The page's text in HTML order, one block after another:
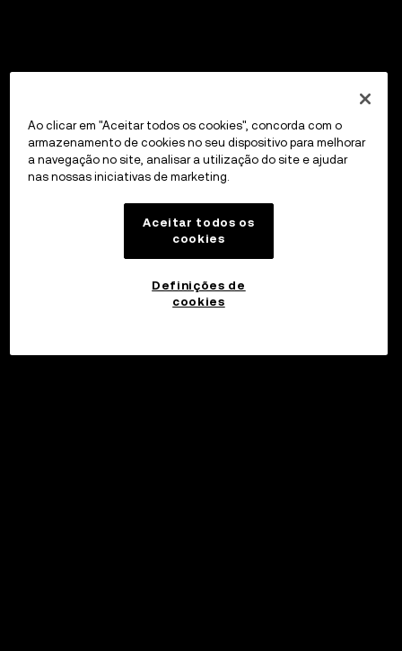
Ao clicar em "Aceitar todos os cookies", concorda com o
armazenamento de cookies no seu dispositivo para melhorar
a navegação no site, analisar a utilização do site e ajudar
nas nossas iniciativas de marketing.
Aceitar todos os
cookies
Definições de
cookies